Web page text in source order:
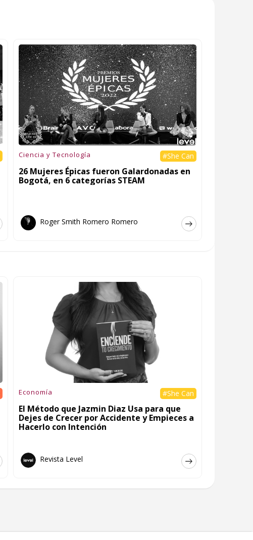
Ciencia y Tecnología #She Can
26 Mujeres Épicas fueron Galardonadas en
Bogotá, en 6 categorías STEAM
Roger Smith Romero Romero
Economía #She Can
El Método que Jazmin Diaz Usa para que
Dejes de Crecer por Accidente y Empieces a
Hacerlo con Intención
Revista Level